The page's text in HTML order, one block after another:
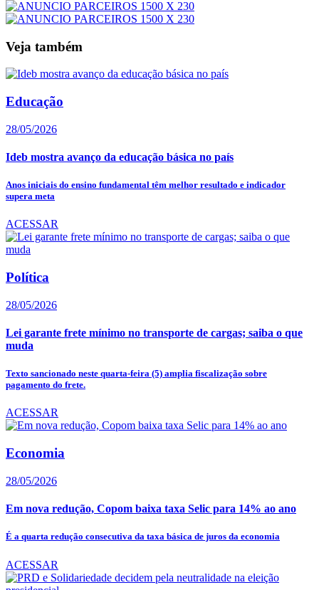
Veja também
Educação
28/05/2026
Ideb mostra avanço da educação básica no país
Anos iniciais do ensino fundamental têm melhor resultado e indicador
supera meta
ACESSAR
Política
28/05/2026
Lei garante frete mínimo no transporte de cargas; saiba o que
muda
Texto sancionado neste quarta-feira (5) amplia fiscalização sobre
pagamento do frete.
ACESSAR
Economia
28/05/2026
Em nova redução, Copom baixa taxa Selic para 14% ao ano
É a quarta redução consecutiva da taxa básica de juros da economia
ACESSAR